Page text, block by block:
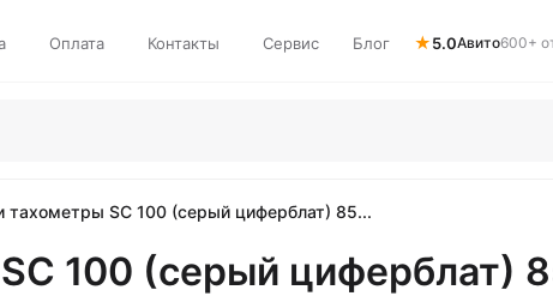
Оплата Контакты Сервис Блог ★5.0Авито600+
SC 100 (серый циферблат) 85...
100 (серый циферблат)